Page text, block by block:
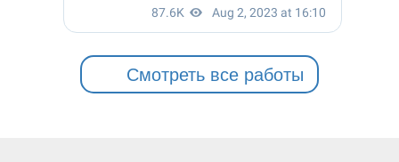
Смотреть все работы